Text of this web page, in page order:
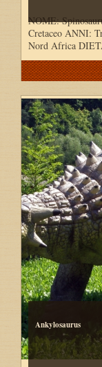
NOME:
Cretaceo ANNI:
Nord Africa
Ankylosaurus